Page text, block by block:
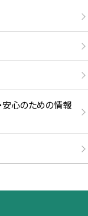
心のための情報